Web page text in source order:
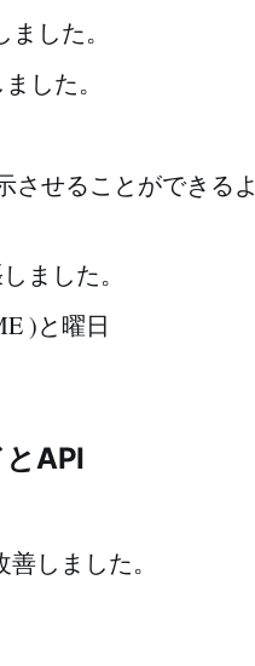
した。
した。
させることができるよ
ました。
)と曜日
API
しました。